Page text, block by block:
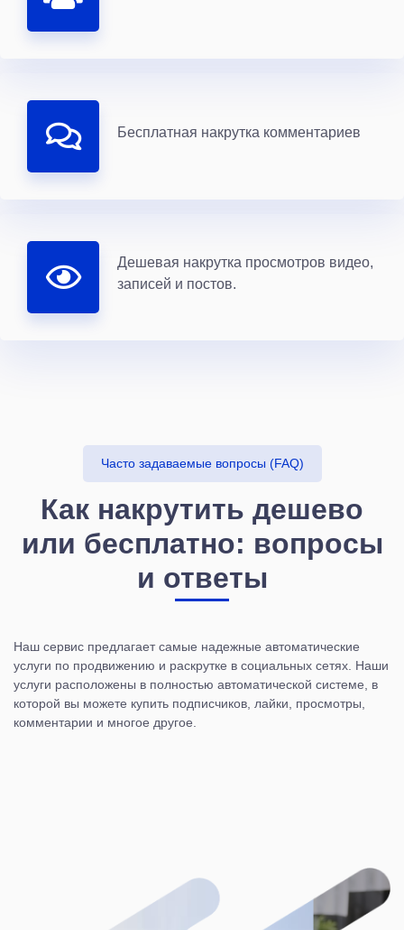
Бесплатная накрутка комментариев
Дешевая накрутка просмотров видео,
записей и постов.
Часто задаваемые вопросы (FAQ)
Как накрутить дешево
или бесплатно: вопросы
и ответы
Наш сервис предлагает самые надежные автоматические
услуги по продвижению и раскрутке в социальных сетях. Наши
услуги расположены в полностью автоматической системе, в
которой вы можете купить подписчиков, лайки, просмотры,
комментарии и многое другое.